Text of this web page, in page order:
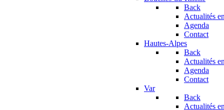
Back
Actualités
Agenda
Contact
Hautes-Alpes
Back
Actualités
Agenda
Contact
Var
Back
Actualités